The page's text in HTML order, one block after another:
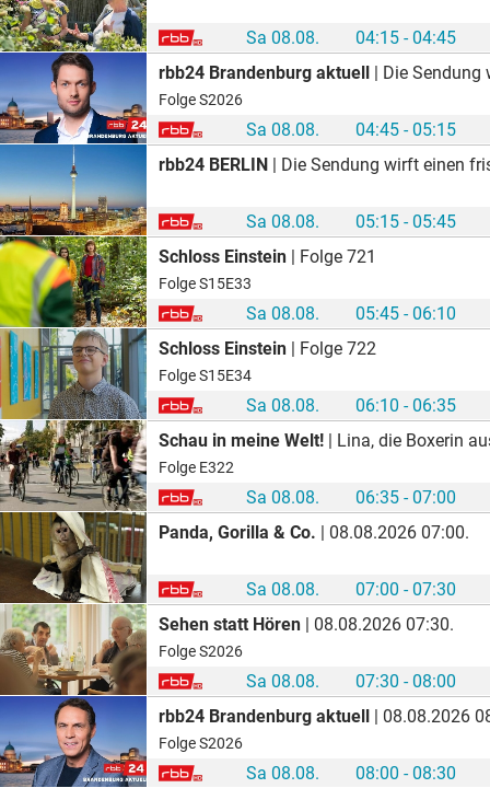
Sa 08.08.
04:15 - 04:45
rbb24 Brandenburg aktuell | Die Sendung wirft einen frischen Blick auf
Folge S2026
Sa 08.08.
04:45 - 05:15
rbb24 BERLIN | Die Sendung wirft einen frischen Blick auf die Topthemen des
Sa 08.08.
05:15 - 05:45
Schloss Einstein | Folge 721
Folge S15E33
Sa 08.08.
05:45 - 06:10
Schloss Einstein | Folge 722
Folge S15E34
Sa 08.08.
06:10 - 06:35
Schau in meine Welt! | Lina, die Boxerin
Folge E322
Sa 08.08.
06:35 - 07:00
Panda, Gorilla & Co. | 08.08.2026 07:00.
Sa 08.08.
07:00 - 07:30
Sehen statt Hören | 08.08.2026 07:30.
Folge S2026
Sa 08.08.
07:30 - 08:00
rbb24 Brandenburg aktuell | 08.08.2026
Folge S2026
Sa 08.08. 08:00 - 08:30